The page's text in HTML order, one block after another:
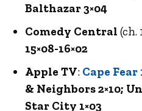
Balthazar 3×04
Comedy Central (ch.
15×08-16×02
Apple TV: Cape Fear
& Neighbors 2×10;
Star City 1×03